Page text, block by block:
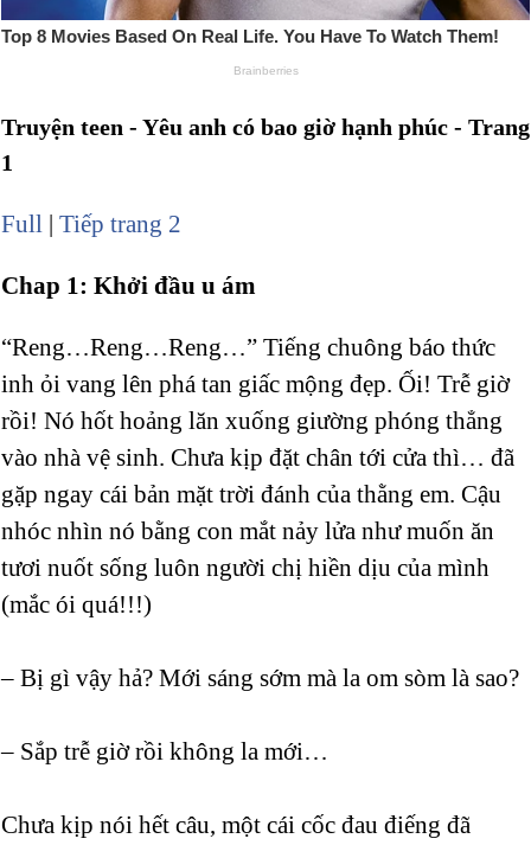
Truyện teen - Yêu anh có bao giờ hạnh phúc - Trang
1
Full | Tiếp trang 2
Chap 1: Khởi đầu u ám
“Reng…Reng…Reng…” Tiếng chuông báo thức
inh ỏi vang lên phá tan giấc mộng đẹp. Ối! Trễ giờ
rồi! Nó hốt hoảng lăn xuống giường phóng thẳng
vào nhà vệ sinh. Chưa kịp đặt chân tới cửa thì… đã
gặp ngay cái bản mặt trời đánh của thằng em. Cậu
nhóc nhìn nó bằng con mắt nảy lửa như muốn ăn
tươi nuốt sống luôn người chị hiền dịu của mình
(mắc ói quá!!!)
– Bị gì vậy hả? Mới sáng sớm mà la om sòm là sao?
– Sắp trễ giờ rồi không la mới…
Chưa kịp nói hết câu, một cái cốc đau điếng đã